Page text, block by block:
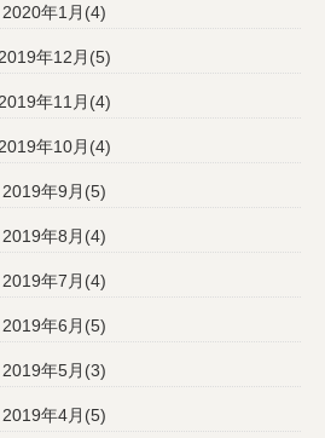
2020年1月(4)
2019年12月(5)
2019年11月(4)
2019年10月(4)
2019年9月(5)
2019年8月(4)
2019年7月(4)
2019年6月(5)
2019年5月(3)
2019年4月(5)